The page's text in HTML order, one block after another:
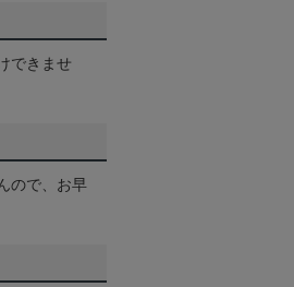
できませ
ので、お早